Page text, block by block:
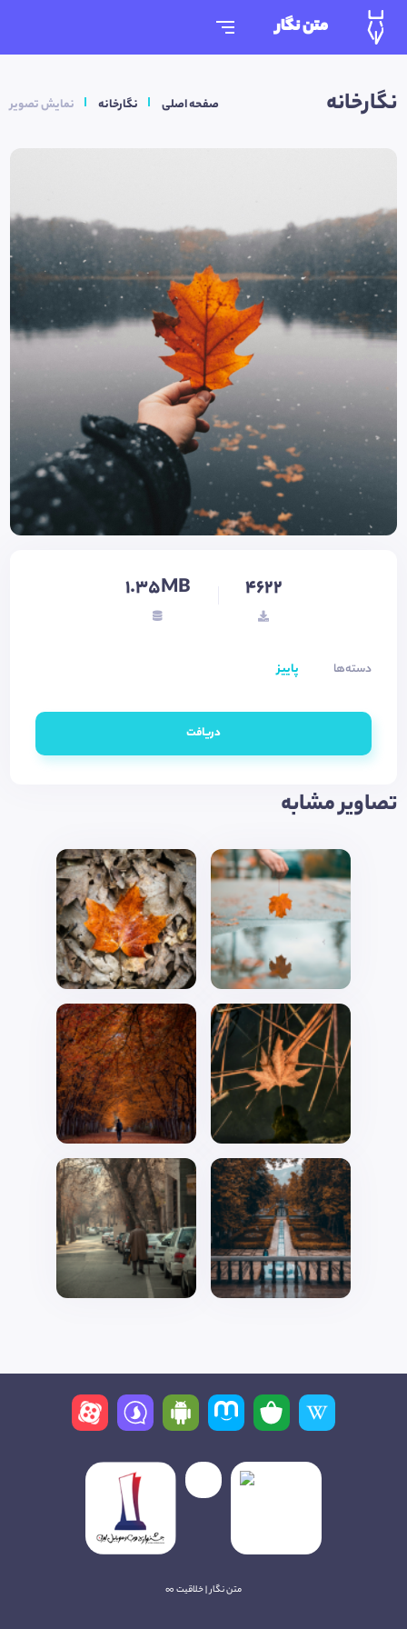
متن نگار
نگارخانه صفحه اصلی نگارخانه نمایش تصویر
4622
1.35MB
دسته‌ها پاییز
دریافت
تصاویر مشابه
متن نگار | خلاقیت ∞